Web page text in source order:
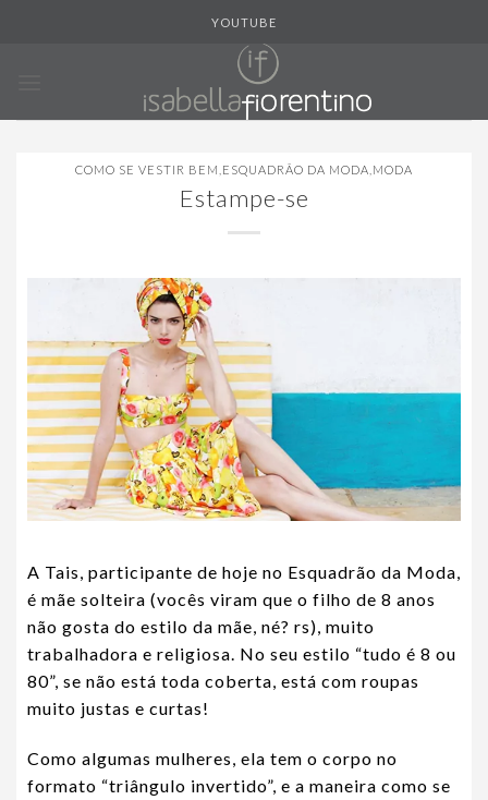
YOUTUBE
COMO SE VESTIR BEM ESQUADRÃO DA MODA MODA
Estampe-se
A Tais, participante de hoje no Esquadrão da Moda,
é mãe solteira (vocês viram que o filho de 8 anos
não gosta do estilo da mãe, né? rs), muito
trabalhadora e religiosa. No seu estilo “tudo é 8 ou
80”, se não está toda coberta, está com roupas
muito justas e curtas!
Como algumas mulheres, ela tem o corpo no
formato “triângulo invertido”, e a maneira como se